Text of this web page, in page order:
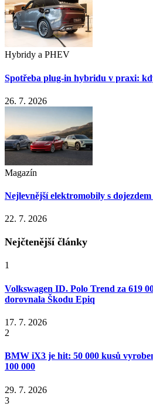
Hybridy a PHEV
Spotřeba plug-in hybridu v praxi:
26. 7. 2026
Magazín
Nejlevnější elektromobily s
22. 7. 2026
Nejčtenější články
1
Volkswagen ID. Polo Trend za 619
dorovnala Škodu Epiq
17. 7. 2026
2
BMW iX3 je hit: 50 000 kusů
100 000
29. 7. 2026
3